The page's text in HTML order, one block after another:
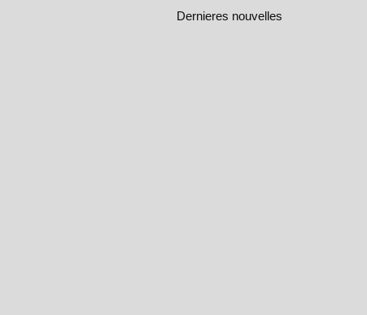
Dernieres nouvelles